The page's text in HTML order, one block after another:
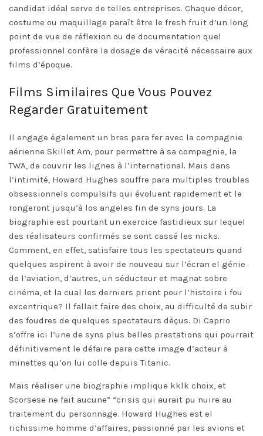
candidat idéal serve de telles entreprises. Chaque décor,
costume ou maquillage paraît être le fresh fruit d’un long
point de vue de réflexion ou de documentation quel
professionnel confère la dosage de véracité nécessaire aux
films d’époque.
Films Similaires Que Vous Pouvez
Regarder Gratuitement
Il engage également un bras para fer avec la compagnie
aérienne Skillet Am, pour permettre à sa compagnie, la
TWA, de couvrir les lignes à l’international. Mais dans
l’intimité, Howard Hughes souffre para multiples troubles
obsessionnels compulsifs qui évoluent rapidement et le
rongeront jusqu’à los angeles fin de syns jours. La
biographie est pourtant un exercice fastidieux sur lequel
des réalisateurs confirmés se sont cassé les nicks.
Comment, en effet, satisfaire tous les spectateurs quand
quelques aspirent à avoir de nouveau sur l’écran el génie
de l’aviation, d’autres, un séducteur et magnat sobre
cinéma, et la cual les derniers prient pour l’histoire i fou
excentrique? Il fallait faire des choix, au difficulté de subir
des foudres de quelques spectateurs déçus. Di Caprio
s’offre ici l’une de syns plus belles prestations qui pourrait
définitivement le défaire para cette image d’acteur à
minettes qu’on lui colle depuis Titanic.
Mais réaliser une biographie implique kklk choix, et
Scorsese ne fait aucune” “crisis qui aurait pu nuire au
traitement du personnage. Howard Hughes est el
richissime homme d’affaires, passionné par les avions et